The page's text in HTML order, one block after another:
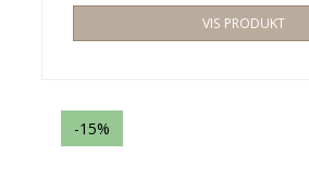
VIS PRODUKT
-15%